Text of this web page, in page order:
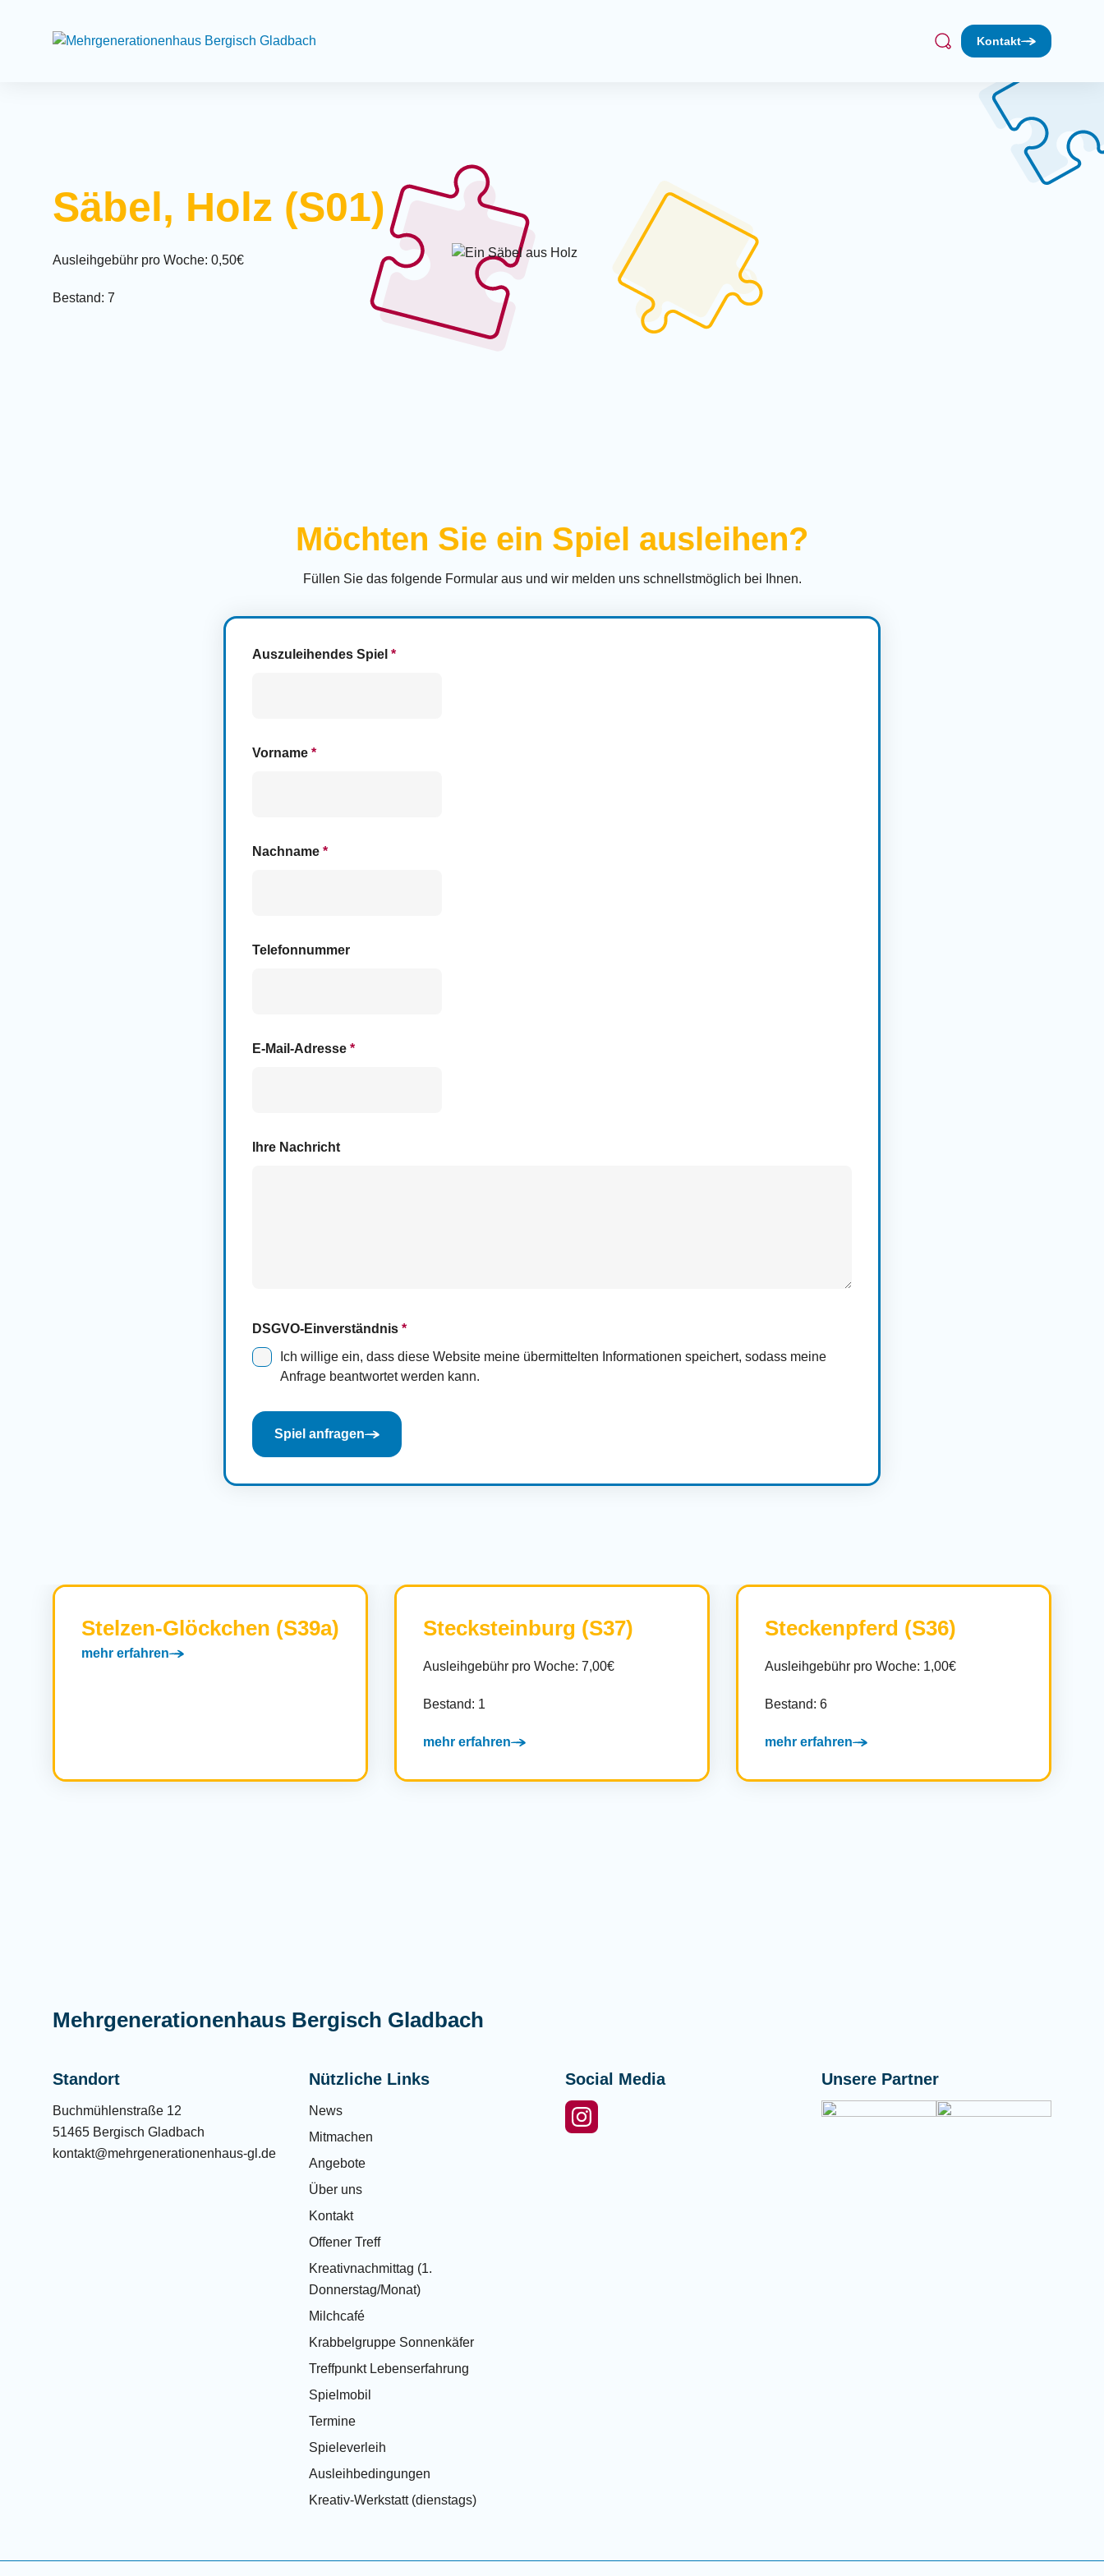
Treffpunkt Lebenserfahrung
Krabbelgruppe Sonnenkäfer
Spieleverleih
Mitmachen
Kontakt
Säbel, Holz (S01)
Ausleihgebühr pro Woche: 0,50€
Bestand: 7
Möchten Sie ein Spiel ausleihen?
Füllen Sie das folgende Formular aus und wir melden uns schnellstmöglich bei Ihnen.
Auszuleihendes Spiel *
Vorname *
Nachname *
Telefonnummer
E-Mail-Adresse *
Ihre Nachricht
DSGVO-Einverständnis *
Ich willige ein, dass diese Website meine übermittelten Informationen speichert, sodass meine
Anfrage beantwortet werden kann.
Spiel anfragen
Stelzen-Glöckchen (S39a)
mehr erfahren
Stecksteinburg (S37)
Ausleihgebühr pro Woche: 7,00€
Bestand: 1
mehr erfahren
Steckenpferd (S36)
Ausleihgebühr pro Woche: 1,00€
Bestand: 6
mehr erfahren
Mehrgenerationenhaus Bergisch Gladbach
Standort
Buchmühlenstraße 12
51465 Bergisch Gladbach
kontakt@mehrgenerationenhaus-gl.de
Nützliche Links
News
Mitmachen
Angebote
Über uns
Kontakt
Offener Treff
Kreativnachmittag (1.
Donnerstag/Monat)
Milchcafé
Krabbelgruppe Sonnenkäfer
Treffpunkt Lebenserfahrung
Spielmobil
Termine
Spieleverleih
Ausleihbedingungen
Kreativ-Werkstatt (dienstags)
Social Media Unsere Partner